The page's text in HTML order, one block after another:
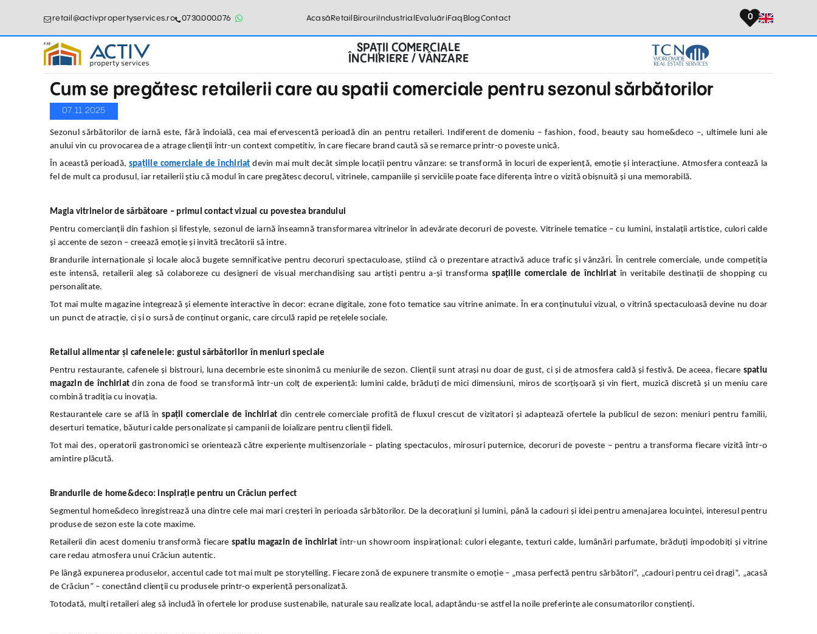
retail@activpropertyservices.ro 0730.000.076 AcasăRetail BirouriIndustrialEvaluăriFaq BlogContact 0
SPAȚII COMERCIALE
ÎNCHIRIERE / VÂNZARE
Cum se pregătesc retailerii care au spatii comerciale pentru sezonul sărbătorilor
07.11.2025
Sezonul sărbătorilor de iarnă este, fără îndoială, cea mai efervescentă perioadă din an pentru retaileri. Indiferent de domeniu – fashion, food, beauty sau home&deco –, ultimele luni ale
anului vin cu provocarea de a atrage clienții într-un context competitiv, în care fiecare brand caută să se remarce printr-o poveste unică.
În această perioadă, spațiile comerciale de închiriat devin mai mult decât simple locații pentru vânzare: se transformă în locuri de experiență, emoție și interacțiune. Atmosfera contează la
fel de mult ca produsul, iar retailerii știu că modul în care pregătesc decorul, vitrinele, campaniile și serviciile poate face diferența între o vizită obișnuită și una memorabilă.
Magia vitrinelor de sărbătoare – primul contact vizual cu povestea brandului
Pentru comercianții din fashion și lifestyle, sezonul de iarnă înseamnă transformarea vitrinelor în adevărate decoruri de poveste. Vitrinele tematice – cu lumini, instalații artistice, culori calde
și accente de sezon – creează emoție și invită trecătorii să intre.
Brandurile internaționale și locale alocă bugete semnificative pentru decoruri spectaculoase, știind că o prezentare atractivă aduce trafic și vânzări. În centrele comerciale, unde competiția
este intensă, retailerii aleg să colaboreze cu designeri de visual merchandising sau artiști pentru a-și transformaspațiile comerciale de închiriat în veritabile destinații de shopping cu
personalitate.
Tot mai multe magazine integrează și elemente interactive în decor: ecrane digitale, zone foto tematice sau vitrine animate. În era conținutului vizual, o vitrină spectaculoasă devine nu doar
un punct de atracție, ci și o sursă de conținut organic, care circulă rapid pe rețelele sociale.
Retailul alimentar și cafenelele: gustul sărbătorilor în meniuri speciale
Pentru restaurante, cafenele și bistrouri, luna decembrie este sinonimă cu meniurile de sezon. Clienții sunt atrași nu doar de gust, ci și de atmosfera caldă și festivă. De aceea, fiecare spatiu
magazin de închiriat din zona de food se transformă într-un colț de experiență: lumini calde, brăduți de mici dimensiuni, miros de scorțișoară și vin fiert, muzică discretă și un meniu care
combină tradiția cu inovația.
Restaurantele care se află înspații comerciale de închiriat din centrele comerciale profită de fluxul crescut de vizitatori și adaptează ofertele la publicul de sezon: meniuri pentru familii,
deserturi tematice, băuturi calde personalizate și campanii de loializare pentru clienții fideli.
Tot mai des, operatorii gastronomici se orientează către experiențe multisenzoriale – plating spectaculos, mirosuri puternice, decoruri de poveste – pentru a transforma fiecare vizită într-o
amintire plăcută.
Brandurile de home&deco: inspirație pentru un Crăciun perfect
Segmentul home&deco înregistrează una dintre cele mai mari creșteri în perioada sărbătorilor. De la decorațiuni și lumini, până la cadouri și idei pentru amenajarea locuinței, interesul pentru
produse de sezon este la cote maxime.
Retailerii din acest domeniu transformă fiecare spatiu magazin de închiriat într-un showroom inspirațional: culori elegante, texturi calde, lumânări parfumate, brăduți împodobiți și vitrine
care redau atmosfera unui Crăciun autentic.
Pe lângă expunerea produselor, accentul cade tot mai mult pe storytelling. Fiecare zonă de expunere transmite o emoție – „masa perfectă pentru sărbători”, „cadouri pentru cei dragi”, „acasă
de Crăciun” – conectând clienții cu produsele printr-o experiență personalizată.
Totodată, mulți retaileri aleg să includă în ofertele lor produse sustenabile, naturale sau realizate local, adaptându-se astfel la noile preferințe ale consumatorilor conștienți.